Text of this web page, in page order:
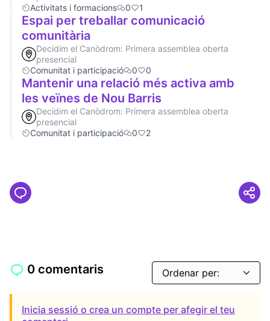
Activitats i formacions
0 1
Espai per treballar comunicació
comunitària
Decidim el Canòdrom: Primera assemblea oberta
presencial
Comunitat i participació
0 0
Mantenir una relació més activa amb
les veïnes de Nou Barris
Decidim el Canòdrom: Primera assemblea oberta
presencial
Comunitat i participació
0 2
0 comentaris
Inicia sessió o crea un compte per afegir el teu